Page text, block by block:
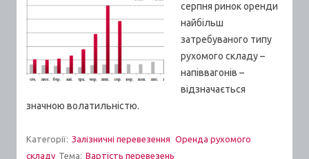
серпня ринок оренди
найбільш
затребуваного типу
рухомого складу –
напіввагонів –
відзначається
значною волатильністю.
Категорії: Залізничні перевезення Оренда рухомого
складу Тема: Вартiсть перевезень